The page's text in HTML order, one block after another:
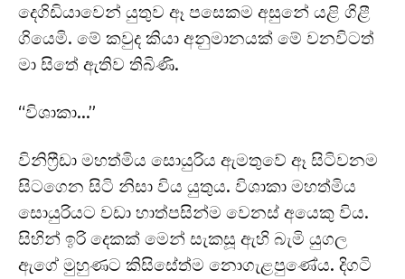
දෙගිඩියාවෙන් යුතුව ඈ පසෙකම අසුනේ යළි ගිළී
ගියෙමි. මේ කවුද කියා අනුමානයක් මේ වනවිටත්
මා සිතේ ඇතිව තිබිණි.
“විශාකා…”
විනිෆ්‍රීඩා මහත්මිය සොයුරිය ඇමතුවේ ඈ සිටිවනම
සිටගෙන සිටි නිසා විය යුතුය. විශාකා මහත්මිය
සොයුරියට වඩා හාත්පසින්ම වෙනස් අයෙකු විය.
සිහින් ඉරි දෙකක් මෙන් සැකසූ ඇහි බැමි යුගල
ඇගේ මුහුණට කිසිසේත්ම නොගැළපුණේය. දිගටි